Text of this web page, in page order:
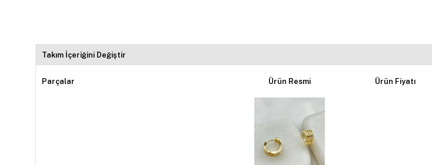
Takım İçeriğini Değiştir
Parçalar Ürün Resmi Ürün Fiyatı